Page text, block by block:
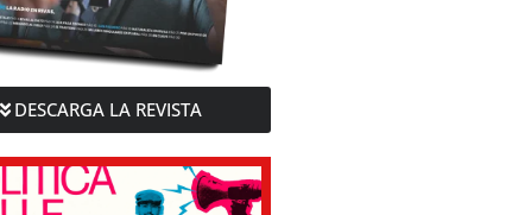
DESCARGA LA REVISTA